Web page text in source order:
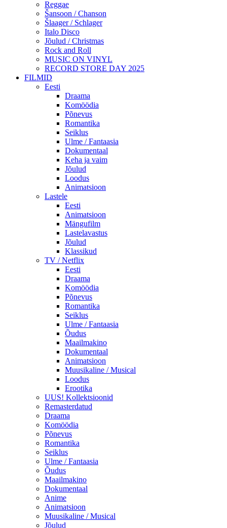
Reggae
Šansoon / Chanson
Šlaager / Schlager
Italo Disco
Jõulud / Christmas
Rock and Roll
MUSIC ON VINYL
RECORD STORE DAY 2025
FILMID
Eesti
Draama
Komöödia
Põnevus
Romantika
Seiklus
Ulme / Fantaasia
Dokumentaal
Keha ja vaim
Jõulud
Loodus
Animatsioon
Lastele
Eesti
Animatsioon
Mängufilm
Lastelavastus
Jõulud
Klassikud
TV / Netflix
Eesti
Draama
Komöödia
Põnevus
Romantika
Seiklus
Ulme / Fantaasia
Õudus
Maailmakino
Dokumentaal
Animatsioon
Muusikaline / Musical
Loodus
Erootika
UUS! Kollektsioonid
Remasterdatud
Draama
Komöödia
Põnevus
Romantika
Seiklus
Ulme / Fantaasia
Õudus
Maailmakino
Dokumentaal
Anime
Animatsioon
Muusikaline / Musical
Jõulud